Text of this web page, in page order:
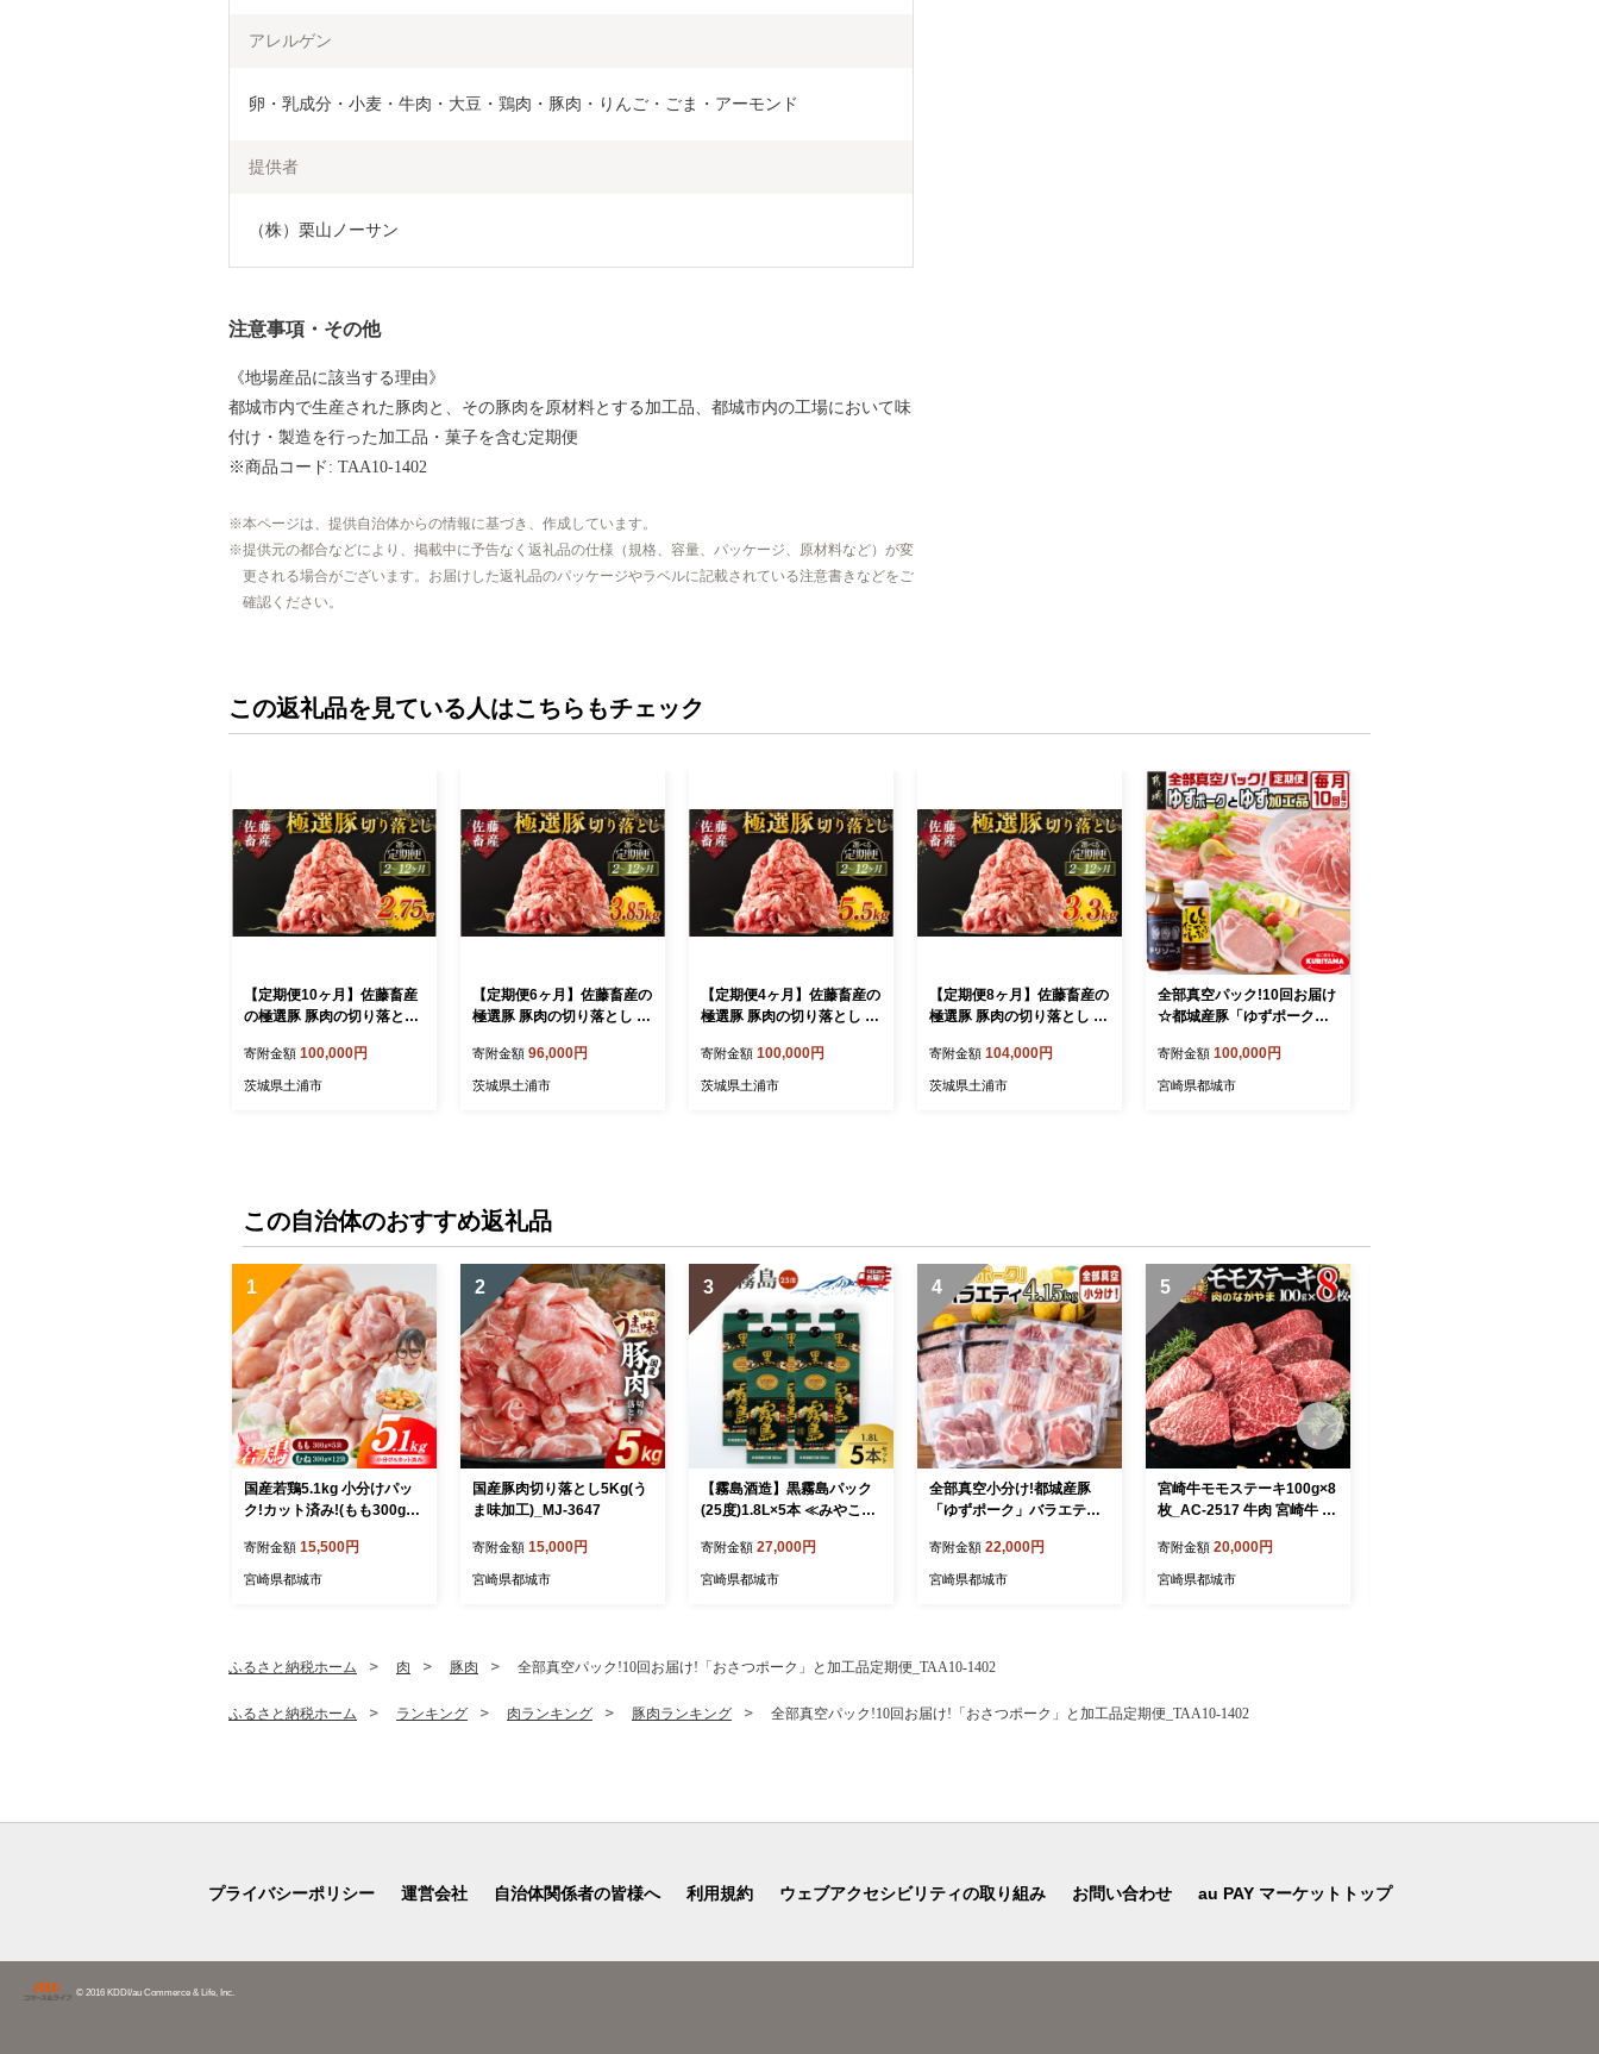
アレルゲン
卵・乳成分・小麦・牛肉・大豆・鶏肉・豚肉・りんご・ごま・アーモンド
提供者
（株）栗山ノーサン
注意事項・その他
《地場産品に該当する理由》
都城市内で生産された豚肉と、その豚肉を原材料とする加工品、都城市内の工場において味
付け・製造を行った加工品・菓子を含む定期便
※商品コード: TAA10-1402
本ページは、提供自治体からの情報に基づき、作成しています。
提供元の都合などにより、掲載中に予告なく返礼品の仕様（規格、容量、パッケージ、原材料など）が変
更される場合がございます。お届けした返礼品のパッケージやラベルに記載されている注意書きなどをご
確認ください。
この返礼品を見ている人はこちらもチェック
【定期便10ヶ月】佐藤畜産
の極選豚 豚肉の切り落とし
り落としは真空パックでの
お届け
寄附金額 100,000円
茨城県土浦市
【定期便6ヶ月】佐藤畜産の
極選豚 豚肉の切り落とし 3.
落としは真空パックでのお
届け
寄附金額 96,000円
茨城県土浦市
【定期便4ヶ月】佐藤畜産の
極選豚 豚肉の切り落とし 5.
としは真空パックでのお届
け
寄附金額 100,000円
茨城県土浦市
【定期便8ヶ月】佐藤畜産の
極選豚 豚肉の切り落とし 3.
としは真空パックでのお届
け
寄附金額 104,000円
茨城県土浦市
全部真空パック!10回お届け
☆都城産豚「ゆずポーク」
10-1403
寄附金額 100,000円
宮崎県都城市
この自治体のおすすめ返礼品
1
国産若鶏5.1kg 小分けパッ
ク!カット済み!(もも300g×5
3-007-N5100g
寄附金額 15,500円
宮崎県都城市
2
国産豚肉切り落とし5Kg(う
ま味加工)_MJ-3647
寄附金額 15,000円
宮崎県都城市
3
【霧島酒造】黒霧島パック
(25度)1.8L×5本 ≪みやこん
25-1800-5-Q
寄附金額 27,000円
宮崎県都城市
4
全部真空小分け!都城産豚
「ゆずポーク」バラエティ
寄附金額 22,000円
宮崎県都城市
5
宮崎牛モモステーキ100g×8
枚_AC-2517 牛肉 宮崎牛 焼
市
寄附金額 20,000円
宮崎県都城市
ふるさと納税ホーム 肉 豚肉 全部真空パック!10回お届け!「おさつポーク」と加工品定期便_TAA10-1402
ふるさと納税ホーム ランキング 肉ランキング 豚肉ランキング 全部真空パック!10回お届け!「おさつポーク」と加工品定期便_TAA10-1402
プライバシーポリシー 運営会社 自治体関係者の皆様へ 利用規約 ウェブアクセシビリティの取り組み お問い合わせ au PAY マーケットトップ
© 2016 KDDI/au Commerce & Life, Inc.